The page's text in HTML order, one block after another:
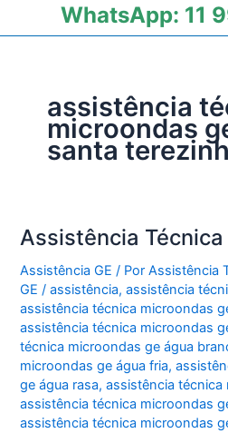
WhatsApp: 11
assistência
microondas
santa
Assistência
Assistência GE / PorAssistência
GE/assistência,assistência
assistência técnica microondas
assistência técnica microondas
técnica microondas ge água
microondas ge água fria,
ge água rasa,assistência técnica
assistência técnica microondas
assistência técnica microondas